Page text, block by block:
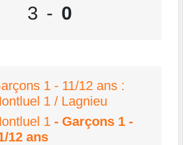
3 - 0
1 - 11/12 ans :
1 / Lagnieu
1 - Garçons 1 -
12 ans